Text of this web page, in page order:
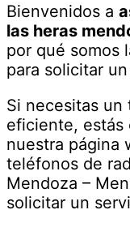
Bienvenidos a
las heras
por qué somos
para solicitar
Si necesitas un
eficiente, estás
nuestra página
teléfonos de
Mendoza –
solicitar un